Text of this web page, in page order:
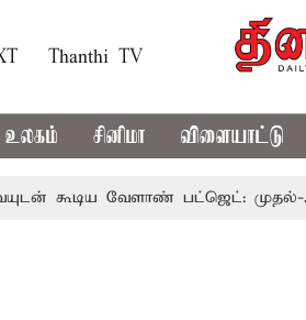
Thanthi TV
உலகம் சினிமா விளையாட்டு
வேளாண் பட்ஜெட்: முதல்-